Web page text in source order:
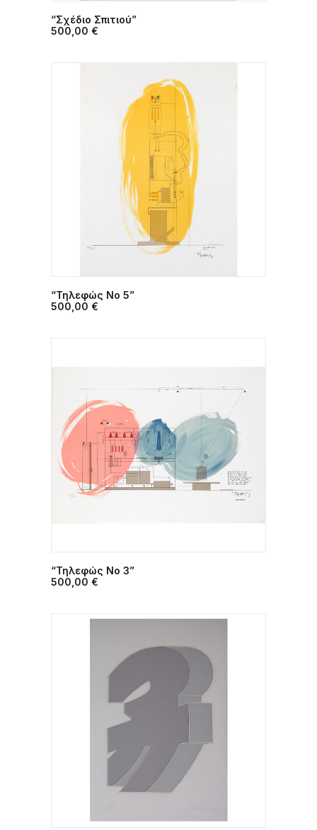
“Σχέδιο Σπιτιού”
500,00 €
“Τηλεφώς Νο 5”
500,00 €
“Τηλεφώς Νο 3”
500,00 €